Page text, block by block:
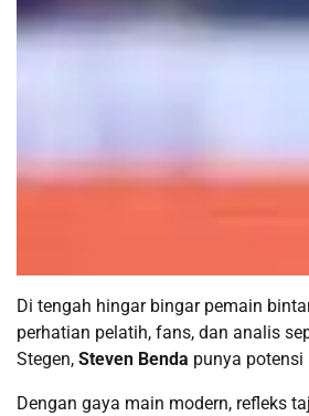
Di tengah hingar bingar pemain
perhatian pelatih, fans, dan analis
Stegen, Steven Benda punya potensi
Dengan gaya main modern, refleks